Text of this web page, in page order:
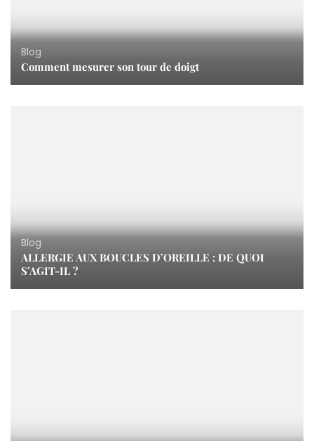
Blog
Comment mesurer son tour de doigt
Blog
ALLERGIE AUX BOUCLES D’OREILLE : DE QUOI
S’AGIT-IL ?